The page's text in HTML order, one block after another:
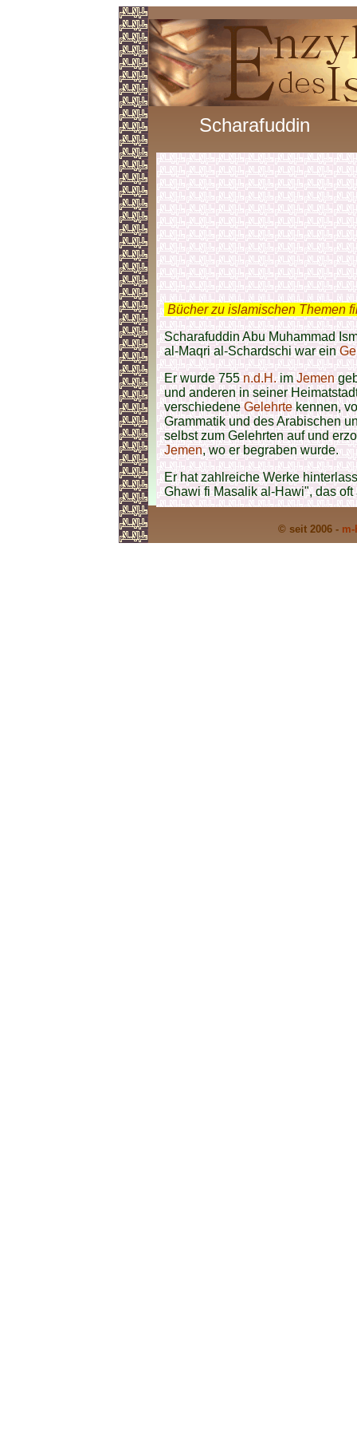
Scharafuddin
Bücher zu islamischen Themen
Scharafuddin Abu Muhammad
al-Maqri al-Schardschi war ein
Er wurde 755n.d.H.imJemen
und anderen in seiner
verschiedeneGelehrtekennen,
Grammatik und des Arabischen
selbst zum Gelehrten auf und
Jemen, wo er begraben wurde.
Er hat zahlreiche Werke
Ghawi fi Masalik al-Hawi", das
© seit 2006 -